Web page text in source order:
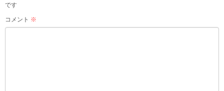
です
コメント ※